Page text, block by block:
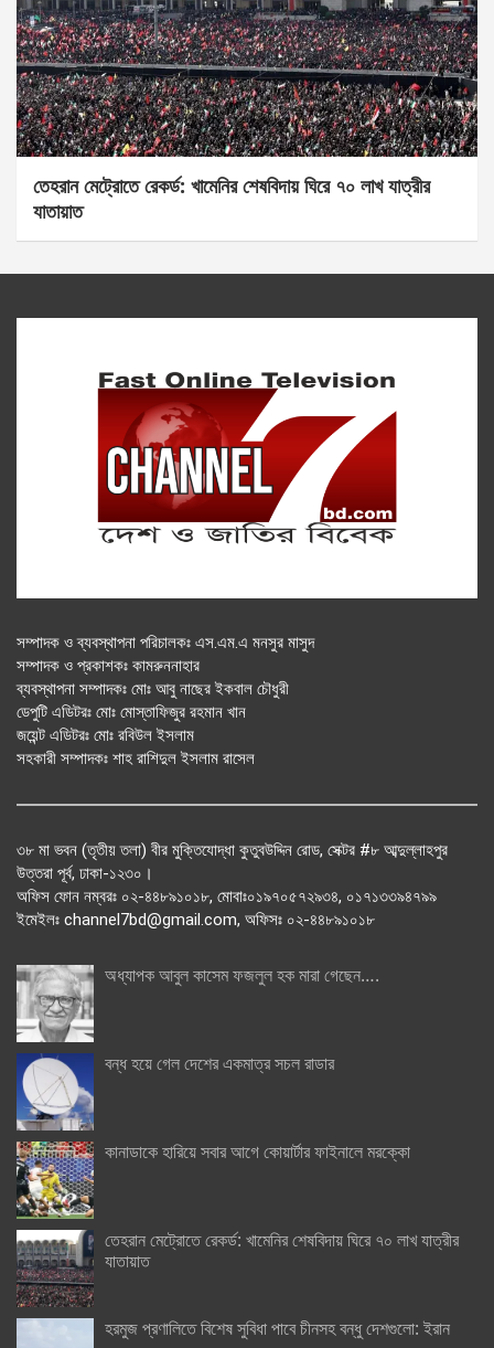
তেহরান মেট্রোতে রেকর্ড: খামেনির শেষবিদায় ঘিরে ৭০ লাখ যাত্রীর
যাতায়াত
সম্পাদক ও ব্যবস্থাপনা পরিচালকঃ এস.এম.এ মনসুর মাসুদ
সম্পাদক ও প্রকাশকঃ কামরুননাহার
ব্যবস্থাপনা সম্পাদকঃ মোঃ আবু নাছের ইকবাল চৌধুরী
ডেপুটি এডিটরঃ মোঃ মোস্তাফিজুর রহমান খান
জয়েন্ট এডিটরঃ মোঃ রবিউল ইসলাম
সহকারী সম্পাদকঃ শাহ রাশিদুল ইসলাম রাসেল
৩৮ মা ভবন (তৃতীয় তলা) বীর মুক্তিযোদ্ধা কুতুবউদ্দিন রোড, সেক্টর #৮ আব্দুল্লাহপুর
উত্তরা পূর্ব, ঢাকা-১২৩০।
অফিস ফোন নম্বরঃ ০২-৪৪৮৯১০১৮, মোবাঃ০১৯৭০৫৭২৯৩৪, ০১৭১৩৩৯৪৭৯৯
ইমেইলঃ channel7bd@gmail.com, অফিসঃ ০২-৪৪৮৯১০১৮
অধ্যাপক আবুল কাসেম ফজলুল হক মারা গেছেন….
বন্ধ হয়ে গেল দেশের একমাত্র সচল রাডার
কানাডাকে হারিয়ে সবার আগে কোয়ার্টার ফাইনালে মরক্কো
তেহরান মেট্রোতে রেকর্ড: খামেনির শেষবিদায় ঘিরে ৭০ লাখ যাত্রীর
যাতায়াত
হরমুজ প্রণালিতে বিশেষ সুবিধা পাবে চীনসহ বন্ধু দেশগুলো: ইরান